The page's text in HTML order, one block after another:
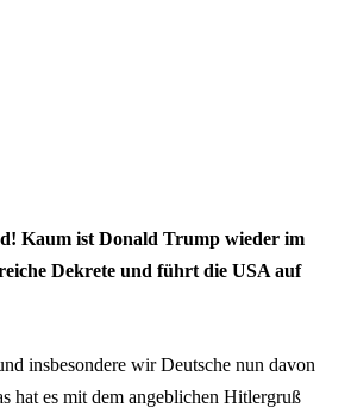
Kaum ist Donald Trump wieder im
Dekrete und führt die USA auf
insbesondere wir Deutsche nun davon
hat es mit dem angeblichen Hitlergruß